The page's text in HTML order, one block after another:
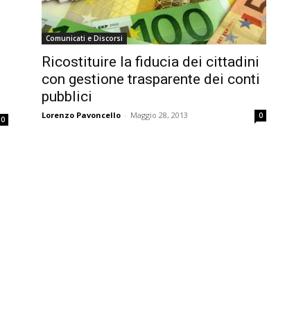
0
Comunicati e Discorsi
Ricostituire la fiducia dei cittadini
con gestione trasparente dei conti
pubblici
Lorenzo Pavoncello - Maggio 28, 2013 0